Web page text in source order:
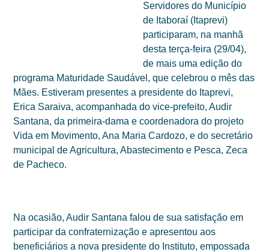
Servidores do Município
de Itaboraí (Itaprevi)
participaram, na manhã
desta terça-feira (29/04),
de mais uma edição do
programa Maturidade Saudável, que celebrou o mês das
Mães. Estiveram presentes a presidente do Itaprevi,
Erica Saraiva, acompanhada do vice-prefeito, Audir
Santana, da primeira-dama e coordenadora do projeto
Vida em Movimento, Ana Maria Cardozo, e do secretário
municipal de Agricultura, Abastecimento e Pesca, Zeca
de Pacheco.
Na ocasião, Audir Santana falou de sua satisfação em
participar da confraternização e apresentou aos
beneficiários a nova presidente do Instituto, empossada